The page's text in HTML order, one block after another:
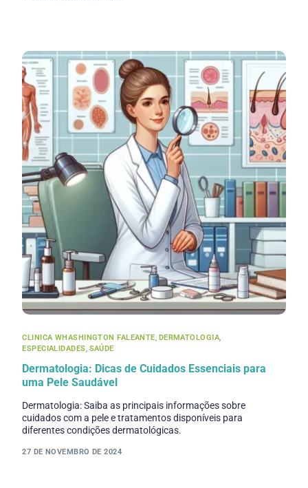
CLINICA WHASHINGTON FALEANTE, DERMATOLOGIA,
ESPECIALIDADES, SAÚDE
Dermatologia: Dicas de Cuidados Essenciais para
uma Pele Saudável
Dermatologia: Saiba as principais informações sobre
cuidados com a pele e tratamentos disponíveis para
diferentes condições dermatológicas.
27 DE NOVEMBRO DE 2024